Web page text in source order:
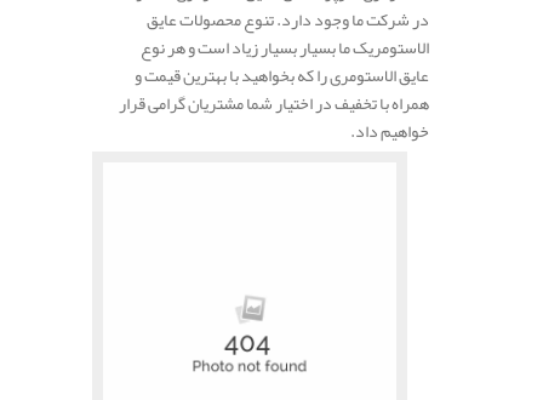
در شرکت ما وجود دارد. تنوع محصولات عایق
الاستومریک ما بسیار بسیار زیاد است و هر نوع
عایق الاستومری را که بخواهید با بهترین قیمت و
همراه با تخفیف در اختیار شما مشتریان گرامی قرار
خواهیم داد.